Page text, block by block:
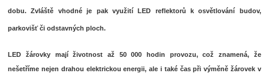
dobu. Zvláště vhodné je pak využití LED reflektorů k osvětlování budov,
parkovišť či odstavných ploch.
LED žárovky mají životnost až 50 000 hodin provozu, což znamená, že
nešetříme nejen drahou elektrickou energii, ale i také čas při výměně žárovek v